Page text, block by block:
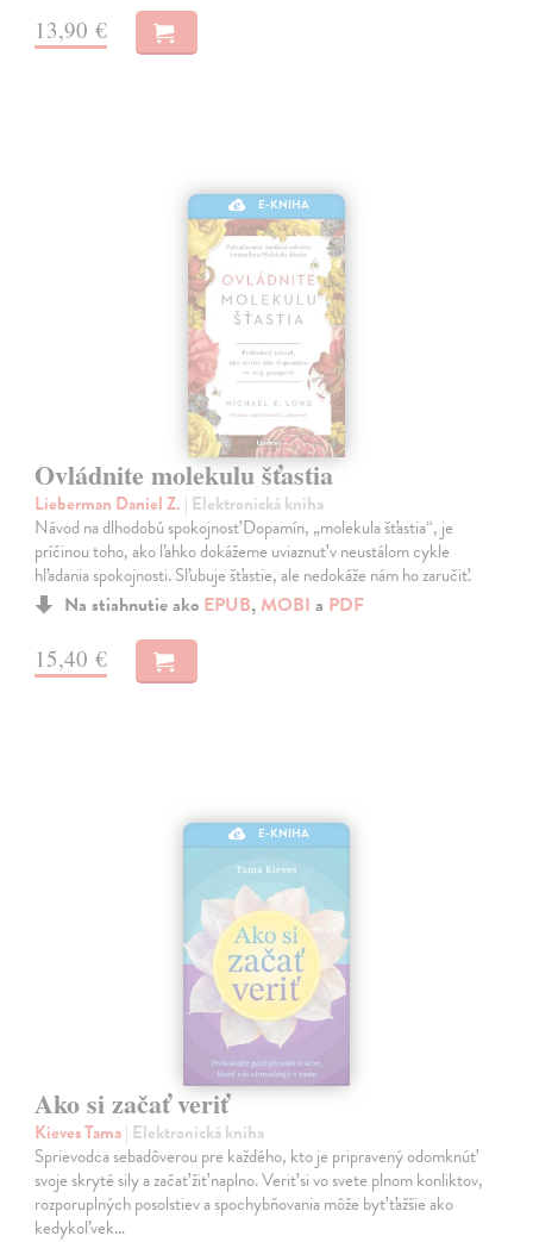
13,90 €
E-KNIHA
Ovládnite molekulu šťastia
Lieberman Daniel Z. | Elektronická kniha
Návod na dlhodobú spokojnosť Dopamín, „molekula šťastia“, je
príčinou toho, ako ľahko dokážeme uviaznuť v neustálom cykle
hľadania spokojnosti. Sľubuje šťastie, ale nedokáže nám ho zaručiť.
Na stiahnutie ako EPUB, MOBI a PDF
15,40 €
E-KNIHA
Ako si začať veriť
Kieves Tama| Elektronická kniha
Sprievodca sebadôverou pre každého, kto je pripravený odomknúť
svoje skryté sily a začať žiť naplno. Veriť si vo svete plnom konliktov,
rozporuplných posolstiev a spochybňovania môže byť ťažšie ako
kedykoľvek…